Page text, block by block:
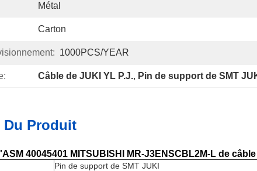
Métal
Carton
1000PCS/YEAR
Câble de JUKI YL P.J., Pin de support de SMT
Produit
40045401 MITSUBISHI MR-J3ENSCBL2M-L de
Pin de support de SMT JUKI